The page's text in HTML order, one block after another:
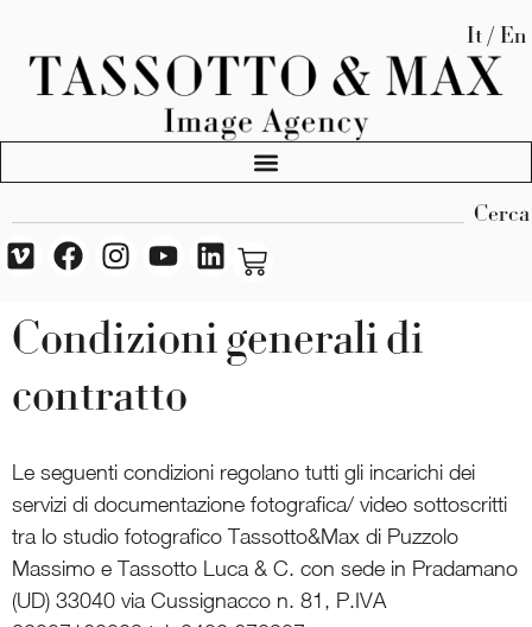
It / En
Cerca
Condizioni generali di
contratto
Le seguenti condizioni regolano tutti gli incarichi dei
servizi di documentazione fotografica/ video sottoscritti
tra lo studio fotografico Tassotto&Max di Puzzolo
Massimo e Tassotto Luca & C. con sede in Pradamano
(UD) 33040 via Cussignacco n. 81, P.IVA